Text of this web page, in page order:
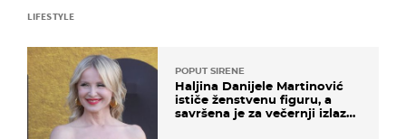
LIFESTYLE
POPUT SIRENE
Haljina Danijele Martinović
ističe ženstvenu figuru, a
savršena je za večernji izlazak